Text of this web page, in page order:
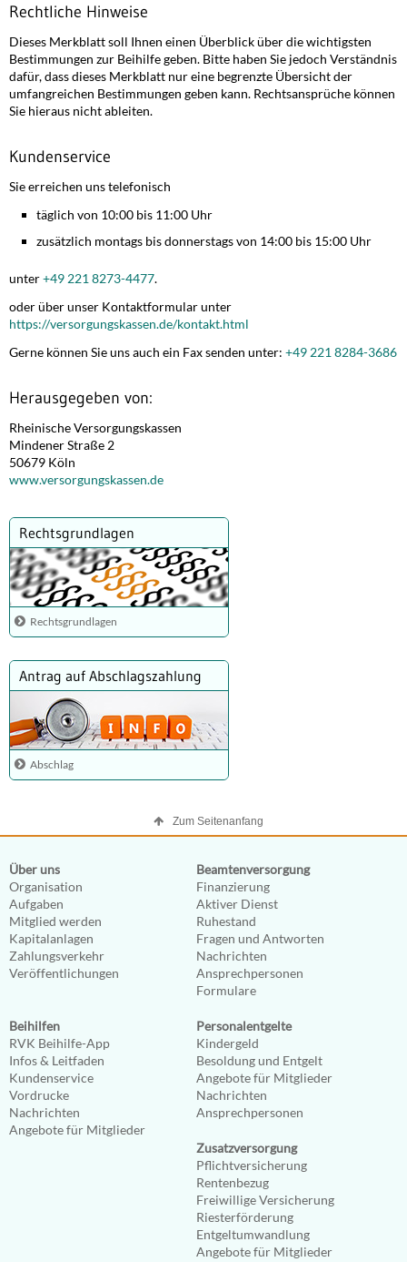
Rechtliche Hinweise
Dieses Merkblatt soll Ihnen einen Überblick über die wichtigsten
Bestimmungen zur Beihilfe geben. Bitte haben Sie jedoch Verständnis
dafür, dass dieses Merkblatt nur eine begrenzte Übersicht der
umfangreichen Bestimmungen geben kann. Rechtsansprüche können
Sie hieraus nicht ableiten.
Kundenservice
Sie erreichen uns telefonisch
täglich von 10:00 bis 11:00 Uhr
zusätzlich montags bis donnerstags von 14:00 bis 15:00 Uhr
unter+49 221 8273-4477.
oder über unser Kontaktformular unter
https://versorgungskassen.de/kontakt.html
Gerne können Sie uns auch ein Fax senden unter: +49 221 8284-3686
Herausgegeben von:
Rheinische Versorgungskassen
Mindener Straße 2
50679 Köln
www.versorgungskassen.de
Rechtsgrundlagen
Rechtsgrundlagen
Antrag auf Abschlagszahlung
Abschlag
Zum Seitenanfang
Über uns
Organisation
Aufgaben
Mitglied werden
Kapitalanlagen
Zahlungsverkehr
Veröffentlichungen
Beamtenversorgung
Finanzierung
Aktiver Dienst
Ruhestand
Fragen und Antworten
Nachrichten
Ansprechpersonen
Formulare
Beihilfen
RVK Beihilfe-App
Infos & Leitfaden
Kundenservice
Vordrucke
Nachrichten
Angebote für Mitglieder
Personalentgelte
Kindergeld
Besoldung und Entgelt
Angebote für Mitglieder
Nachrichten
Ansprechpersonen
Zusatzversorgung
Pflichtversicherung
Rentenbezug
Freiwillige Versicherung
Riesterförderung
Entgeltumwandlung
Angebote für Mitglieder